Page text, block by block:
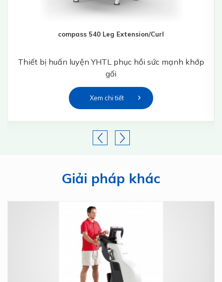
compass 540 Leg Extension/Curl
Thiết bị huấn luyện YHTL phục hồi sức mạnh khớp
gối
Xem chi tiết
Giải pháp khác